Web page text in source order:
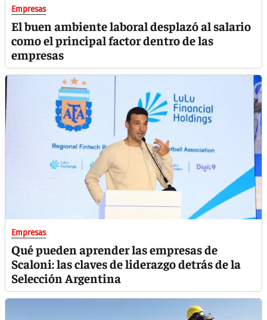
Empresas
El buen ambiente laboral desplazó al salario
como el principal factor dentro de las
empresas
Empresas
Qué pueden aprender las empresas de
Scaloni: las claves de liderazgo detrás de la
Selección Argentina